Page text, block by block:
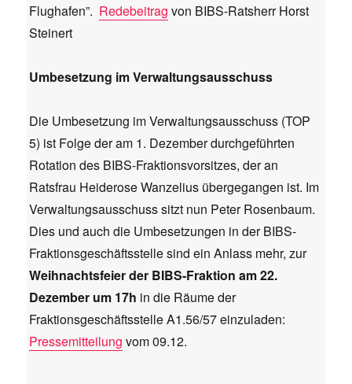
Flughafen”. Redebeitrag von BIBS-Ratsherr Horst
Steinert
Umbesetzung im Verwaltungsausschuss
Die Umbesetzung im Verwaltungsausschuss (TOP
5) ist Folge der am 1. Dezember durchgeführten
Rotation des BIBS-Fraktionsvorsitzes, der an
Ratsfrau Heiderose Wanzelius übergegangen ist. Im
Verwaltungsausschuss sitzt nun Peter Rosenbaum.
Dies und auch die Umbesetzungen in der BIBS-
Fraktionsgeschäftsstelle sind ein Anlass mehr, zur
Weihnachtsfeier der BIBS-Fraktion am 22.
Dezember um 17h in die Räume der
Fraktionsgeschäftsstelle A1.56/57 einzuladen:
Pressemitteilung vom 09.12.